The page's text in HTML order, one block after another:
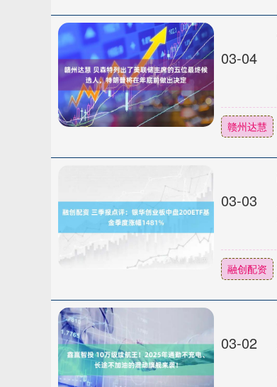
03-04
赣州达慧
03-03
融创配资
03-02